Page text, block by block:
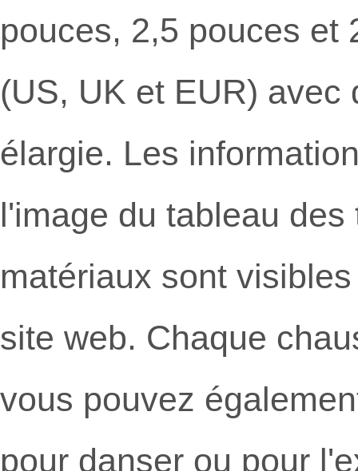
pouces, 2,5 pouces et
(US, UK et EUR) avec
élargie. Les
l'image du tableau
matériaux sont
site web. Chaque
vous pouvez
pour danser ou pour